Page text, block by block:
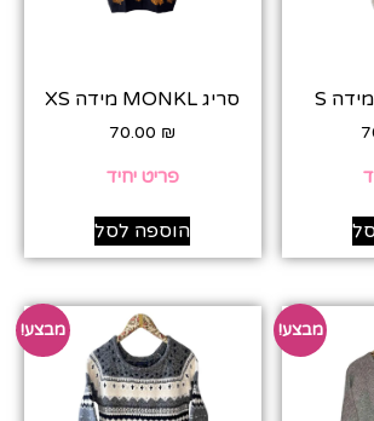
סריג MONKL מידה XS
70.00 ₪
פריט יחיד
הוספה לסל
מבצע! מבצע!